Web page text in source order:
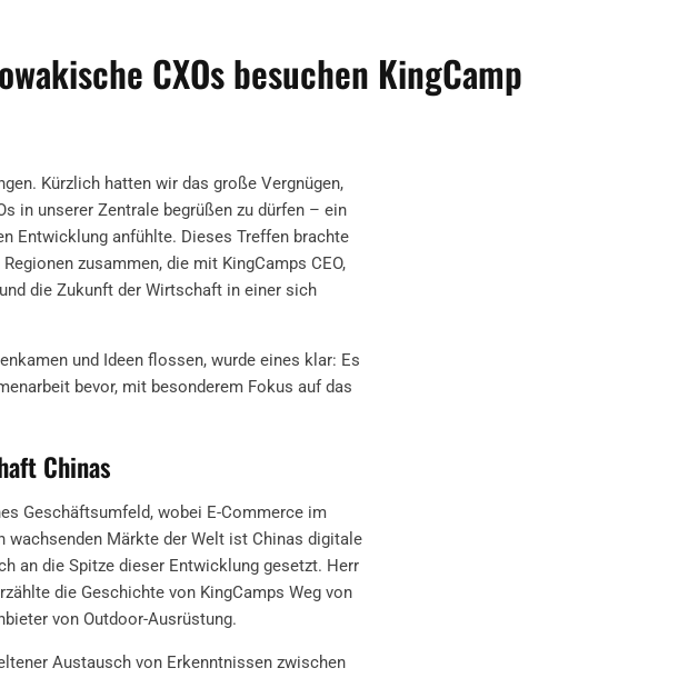
CXOs besuchen KingCamp
Kürzlich hatten wir das große Vergnügen,
in unserer Zentrale begrüßen zu dürfen – ein
Entwicklung anfühlte. Dieses Treffen brachte
zusammen, die mit KingCamps CEO,
die Zukunft der Wirtschaft in einer sich
und Ideen flossen, wurde eines klar: Es
bevor, mit besonderem Fokus auf das
Chinas
Geschäftsumfeld, wobei E-Commerce im
Märkte der Welt ist Chinas digitale
an die Spitze dieser Entwicklung gesetzt. Herr
die Geschichte von KingCamps Weg von
von Outdoor-Ausrüstung.
Austausch von Erkenntnissen zwischen